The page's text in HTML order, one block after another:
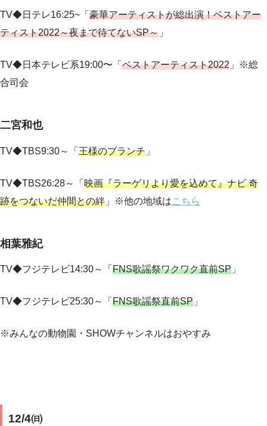
TV◆日テレ16:25~「 豪華アーティストが総出演！ベストアー
ティスト2022～夜まで待てないSP～ 」
TV◆日本テレビ系19:00〜 「 ベストアーティスト2022 」※総
合司会
二宮和也
TV◆TBS9:30～「 王様のブランチ 」
TV◆TBS26:28～「 映画『ラーゲリより愛を込めて』ナビ 奇
跡をつないだ仲間との絆 」※他の地域はこちら
相葉雅紀
TV◆フジテレビ14:30～「 FNS歌謡祭ワクワク直前SP 」
TV◆フジテレビ25:30～「 FNS歌謡祭直前SP 」
※みんなの動物園・SHOWチャンネルはおやすみ
12/4㈰